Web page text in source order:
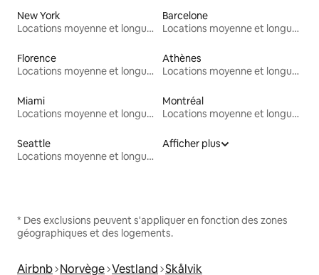
New York
Locations moyenne et longue durée
Barcelone
Locations moyenne et longue durée
Florence
Locations moyenne et longue durée
Athènes
Locations moyenne et longue durée
Miami
Locations moyenne et longue durée
Montréal
Locations moyenne et longue durée
Seattle
Locations moyenne et longue durée
Afficher plus
* Des exclusions peuvent s'appliquer en fonction des zones
géographiques et des logements.
Airbnb Norvège Vestland Skålvik